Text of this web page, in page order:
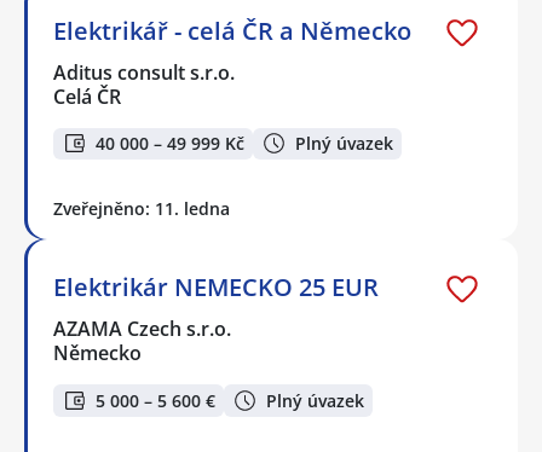
Elektrikář - celá ČR a Německo
Aditus consult s.r.o.
Celá ČR
40 000 – 49 999 Kč Plný úvazek
Zveřejněno: 11. ledna
Elektrikár NEMECKO 25 EUR
AZAMA Czech s.r.o.
Německo
5 000 – 5 600 € Plný úvazek